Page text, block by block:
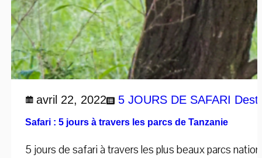
avril 22, 2022 5 JOURS DE SAFARI
Safari : 5 jours à travers les parcs de Tanzanie
5 jours de safari à travers les plus beaux parcs